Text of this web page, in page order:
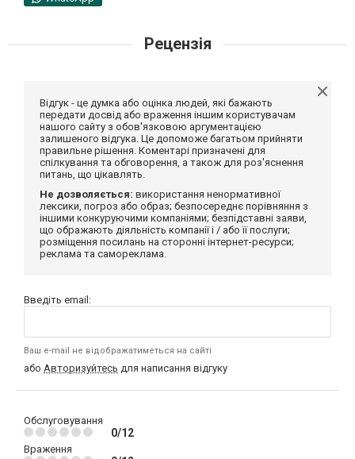
Рецензія
Відгук - це думка або оцінка людей, які бажають
передати досвід або враження іншим користувачам
нашого сайту з обов'язковою аргументацією
залишеного відгука. Це допоможе багатьом прийняти
правильне рішення. Коментарі призначені для
спілкування та обговорення, а також для роз'яснення
питань, що цікавлять.
Не дозволяється: використання ненормативної
лексики, погроз або образ; безпосереднє порівняння з
іншими конкуруючими компаніями; безпідставні заяви,
що ображають діяльність компанії і / або її послуги;
розміщення посилань на сторонні інтернет-ресурси;
реклама та самореклама.
Введіть email:
Ваш e-mail не відображатиметься на сайті
або Авторизуйтесь для написання відгуку
Обслуговування
0/12
Враження